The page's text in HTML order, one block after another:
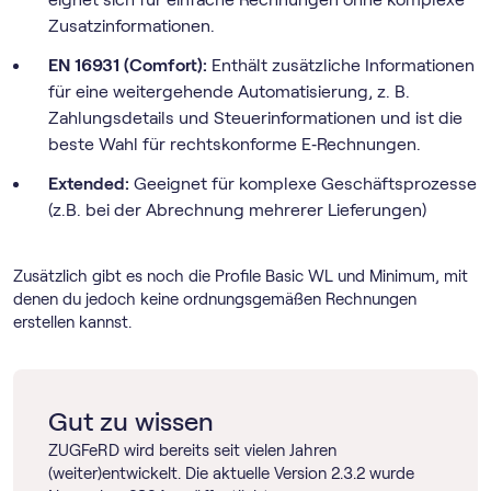
Zusatzinformationen.
EN 16931 (Comfort): Enthält zusätzliche Informationen
für eine weitergehende Automatisierung, z. B.
Zahlungsdetails und Steuerinformationen und ist die
beste Wahl für rechtskonforme E‑Rechnungen.
Extended: Geeignet für komplexe Geschäftsprozesse
(z.B. bei der Abrechnung mehrerer Lieferungen)
Zusätzlich gibt es noch die Profile Basic WL und Minimum, mit
denen du jedoch keine ordnungsgemäßen Rechnungen
erstellen kannst.
Gut zu wissen
ZUGFeRD wird bereits seit vielen Jahren
(weiter)entwickelt. Die aktuelle Version 2.3.2 wurde